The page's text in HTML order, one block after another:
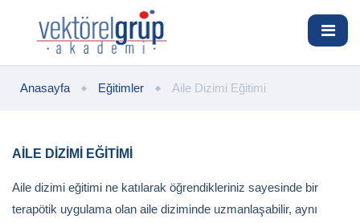
Anasayfa Eğitimler Aile Dizimi Eğitimi
AILE DIZIMI EĞITIMI
Aile dizimi eğitimi ne katılarak öğrendikleriniz sayesinde bir
terapötik uygulama olan aile diziminde uzmanlaşabilir, aynı